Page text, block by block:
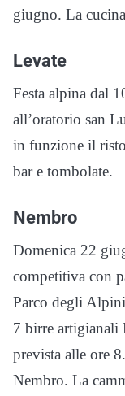
giugno. La
Levate
Festa alpina dal
all’oratorio san
in funzione il
bar e tombolate.
Nembro
Domenica 22
competitiva con
Parco degli
7 birre artigianali
prevista alle ore
Nembro. La